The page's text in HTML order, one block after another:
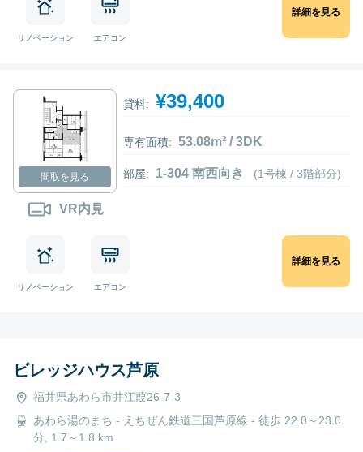
リノベーション エアコン
詳細を見る
間取を見る
VR内見
貸料: ¥39,400
専有面積: 53.08m² / 3DK
部屋: 1-304 南西向き (1号棟 / 3階部分)
リノベーション エアコン
詳細を見る
ビレッジハウス芦原
福井県あわら市井江葭26-7-3
あわら湯のまち - えちぜん鉄道三国芦原線 - 徒歩 22.0～23.0
分, 1.7～1.8 km